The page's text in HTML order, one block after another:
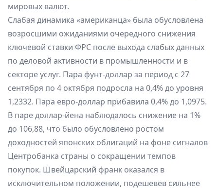
мировых валют.
Слабая динамика «американца» была обусловлена
возросшими ожиданиями очередного снижения
ключевой ставки ФРС после выхода слабых данных
по деловой активности в промышленности и в
секторе услуг. Пара фунт-доллар за период с 27
сентября по 4 октября подросла на 0,4% до уровня
1,2332. Пара евро-доллар прибавила 0,4% до 1,0975.
В паре доллар-йена наблюдалось снижение на 1%
до 106,88, что было обусловлено ростом
доходностей японских облигаций на фоне сигналов
Центробанка страны о сокращении темпов
покупок. Швейцарский франк оказался в
исключительном положении, подешевев сильнее